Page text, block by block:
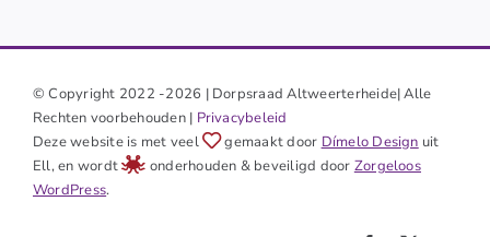
© Copyright 2022 -2026 | Dorpsraad Altweerterheide| Alle
Rechten voorbehouden | Privacybeleid
Deze website is met veel
gemaakt door Dímelo Design uit
Ell, en wordt
onderhouden & beveiligd door Zorgeloos
WordPress.